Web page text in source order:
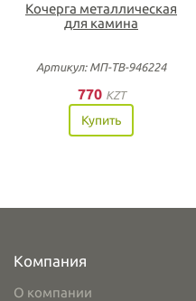
Кочерга металлическая
для камина
Артикул: МП-ТВ-946224
770 KZT
Купить
Компания
О компании